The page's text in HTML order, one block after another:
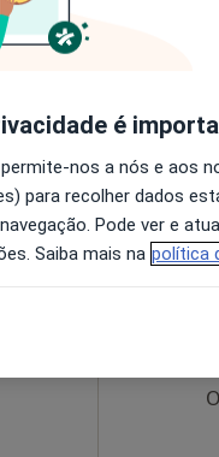
•Mapa é
nos a nós e aos
para recolher dados
Pode ver e
Saiba mais na política